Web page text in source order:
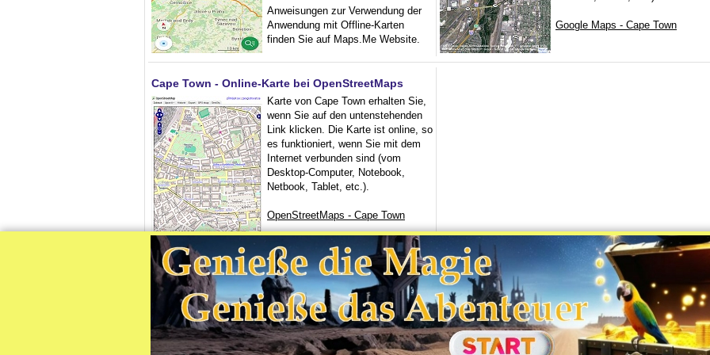
Anweisungen zur Verwendung der
Anwendung mit Offline-Karten
finden Sie auf Maps.Me Website.
Google Maps - Cape Town
Cape Town - Online-Karte bei OpenStreetMaps
Karte von Cape Town erhalten Sie,
wenn Sie auf den untenstehenden
Link klicken. Die Karte ist online, so
es funktioniert, wenn Sie mit dem
Internet verbunden sind (vom
Desktop-Computer, Notebook,
Netbook, Tablet, etc.).
OpenStreetMaps - Cape Town